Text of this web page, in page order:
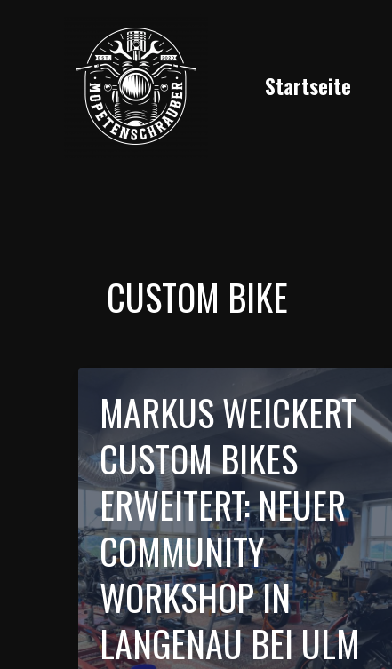
Startseite
CUSTOM BIKE
MARKUS WEICKERT
CUSTOM BIKES
ERWEITERT: NEUER
COMMUNITY
WORKSHOP IN
LANGENAU BEI ULM